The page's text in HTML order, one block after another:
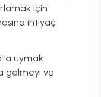
için
ihtiyaç
uymak
gelmeyi ve